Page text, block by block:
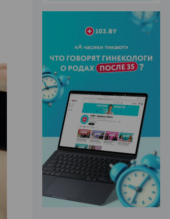
ЭФФЕКТИВНАЯ РЕКЛАМА НА САЙТЕ